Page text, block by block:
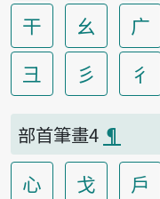
干
幺 广
彐
彡 彳
部首筆畫4 ¶
心 戈 戶